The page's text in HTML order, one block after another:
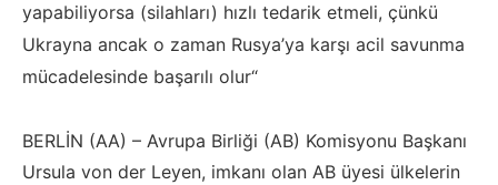
yapabiliyorsa (silahları) hızlı tedarik etmeli, çünkü
Ukrayna ancak o zaman Rusya’ya karşı acil savunma
mücadelesinde başarılı olur“
BERLİN (AA) – Avrupa Birliği (AB) Komisyonu Başkanı
Ursula von der Leyen, imkanı olan AB üyesi ülkelerin